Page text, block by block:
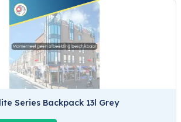
Series Backpack 13l Grey